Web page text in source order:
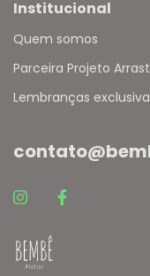
Institucional
Quem somos
Parceira Projeto
Lembranças